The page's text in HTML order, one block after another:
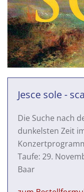
Jesce sole -
Die Suche nach
dunkelsten Zeit
Taufe: 29.
Baar